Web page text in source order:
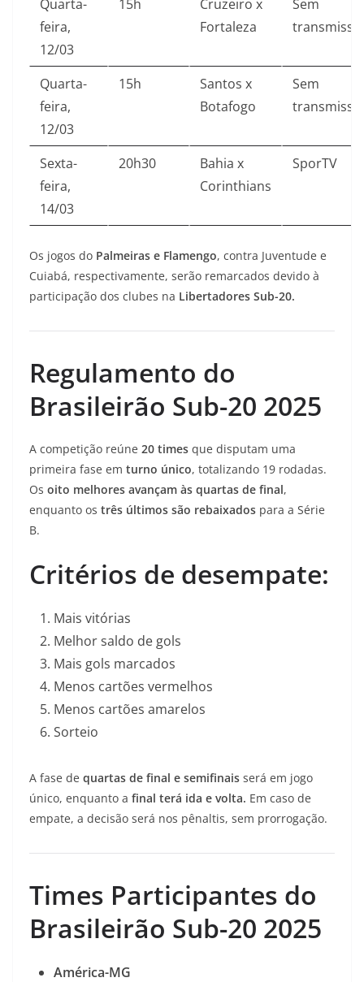
Quarta-
feira,
12/03
15h
Cruzeiro x
Fortaleza
Sem
Quarta-
feira,
12/03
15h
Santos x
Botafogo
Sem
Sexta-
feira,
14/03
20h30
Bahia x
Corinthians
SporTV
Os jogos do Palmeiras e Flamengo, contra Juventude e
Cuiabá, respectivamente, serão remarcados devido à
participação dos clubes na Libertadores Sub-20.
Regulamento do
Brasileirão Sub-20 2025
A competição reúne 20 times que disputam uma
primeira fase em turno único, totalizando 19 rodadas.
Os oito melhores avançam às quartas de final,
enquanto os três últimos são rebaixados para a Série
B.
Critérios de desempate:
Mais vitórias
Melhor saldo de gols
Mais gols marcados
Menos cartões vermelhos
Menos cartões amarelos
Sorteio
A fase de quartas de final e semifinais será em jogo
único, enquanto a final terá ida e volta. Em caso de
empate, a decisão será nos pênaltis, sem prorrogação.
Times Participantes do
Brasileirão Sub-20 2025
América-MG